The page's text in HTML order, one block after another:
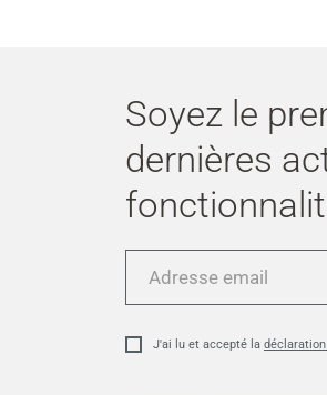
Soyez le
dernières
J'ai lu et accepté la